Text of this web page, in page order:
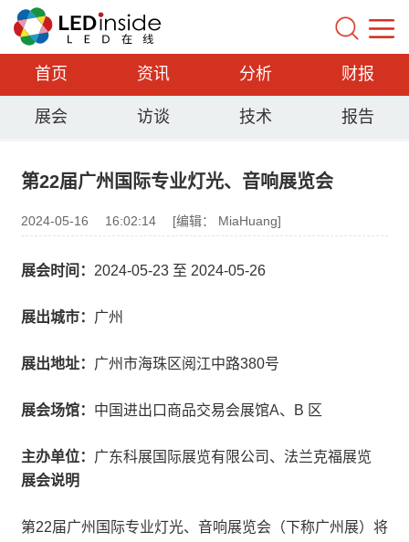
首页 资讯 分析 财报
展会 访谈 技术 报告
第22届广州国际专业灯光、音响展览会
2024-05-16 16:02:14 [编辑： MiaHuang]
展会时间： 2024-05-23 至 2024-05-26
展出城市： 广州
展出地址： 广州市海珠区阅江中路380号
展会场馆： 中国进出口商品交易会展馆A、B 区
主办单位： 广东科展国际展览有限公司、法兰克福展览
展会说明
第22届广州国际专业灯光、音响展览会（下称广州展）将